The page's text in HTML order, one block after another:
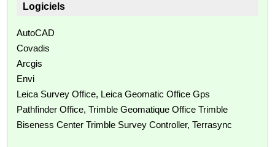
Logiciels
AutoCAD
Covadis
Arcgis
Envi
Leica Survey Office, Leica Geomatic Office Gps
Pathfinder Office, Trimble Geomatique Office Trimble
Biseness Center Trimble Survey Controller, Terrasync